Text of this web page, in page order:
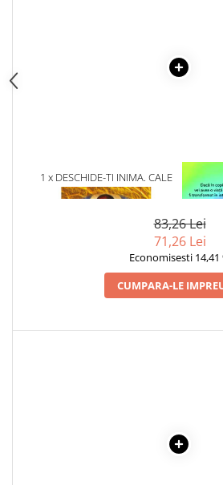
1 x DESCHIDE-TI INIMA. CALE
SPRE INDUHOVNICIRE
1 x
83,26 Lei
71,26 Lei
Economisesti 14,41
CUMPARA-LE